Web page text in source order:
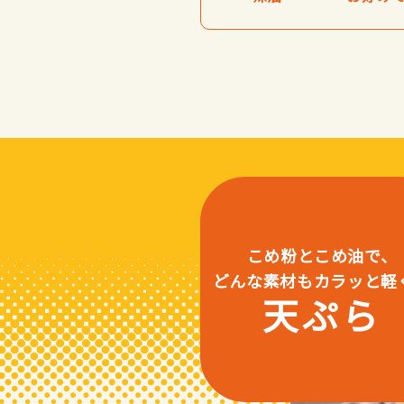
こめ粉とこめ油で、
どんな素材もカラッと軽
天ぷら